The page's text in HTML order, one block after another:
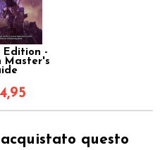
Edition -
Master's
questo